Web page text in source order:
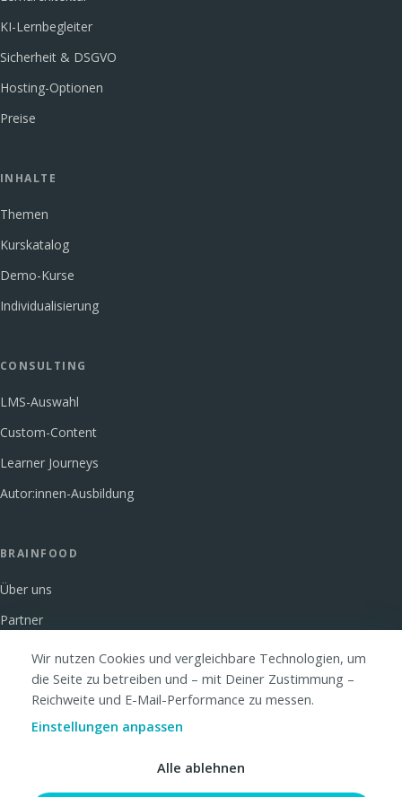
KI-Lernbegleiter
Sicherheit & DSGVO
Hosting-Optionen
Preise
INHALTE
Themen
Kurskatalog
Demo-Kurse
Individualisierung
CONSULTING
LMS-Auswahl
Custom-Content
Learner Journeys
Autor:innen-Ausbildung
BRAINFOOD
Über uns
Partner
GlossarWir nutzen Cookies und vergleichbare Technologien, um
die Seite zu betreiben und – mit Deiner Zustimmung –
Reichweite und E-Mail-Performance zu messen.
Einstellungen anpassen
Alle ablehnen